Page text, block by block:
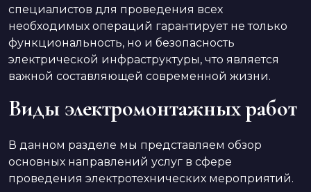
специалистов для проведения всех
необходимых операций гарантирует не только
функциональность, но и безопасность
электрической инфраструктуры, что является
важной составляющей современной жизни.
Виды электромонтажных работ
В данном разделе мы представляем обзор
основных направлений услуг в сфере
проведения электротехнических мероприятий.